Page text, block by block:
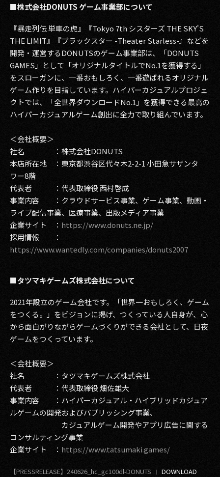
■株式会社DONUTS ゲーム事業部について
『暴走列伝 単車の虎』『Tokyo 7th シスターズ THE SKY'S
THE LIMIT』『ブラックスター -Theater Starless-』などを
開発・運営するDONUTSのゲーム事業部は、「DONUTS
GAMES」として「オリジナルタイトルでNo.1を獲得する」
をスローガンに、一番おもしろく、一番遊ばれるオリジナル
ゲーム作りを目指しています。ハイパーカジュアルプロジェ
クトでは、「全世界ダウンロードNo.1」を獲得できる最高の
ハイパーカジュアルゲーム創出に全力で取り組んでいます。
＜会社概要＞
社名 ：株式会社DONUTS
本店所在地 ：東京都渋谷区代々木2-2-1 小田急サザンタ
ワー8階
代表者 ：代表取締役 西村啓成
事業内容 ：クラウドサービス事業、ゲーム事業、動画・
ライブ配信事業、医療事業、出版メディア事業
企業サイト ： https://www.donuts.ne.jp/
採用情報 ：
https://www.wantedly.com/companies/donuts2007
■タツマキゲームズ株式会社について
2021年設立のゲーム会社です。「世界一おもしろく、ゲーム
をつくる。」をビジョンに掲げ、つくっている人自身が、心
から面白がりながらゲームづくりができる会社として、日夜
ゲームをつくっています。
＜会社概要＞
社名 ：タツマキゲームズ株式会社
代表者 ：代表取締役 畑佐雄大
事業内容 ：ハイパーカジュアル・ハイブリッドカジュア
ルゲームの開発およびパブリッシング事業、
カジュアルゲーム開発やアプリ広告に関する
コンサルティング事業
企業サイト ： https://www.tatsumaki.games/
【PRESSRELEASE】240626_hc_gc100dl-DONUTS